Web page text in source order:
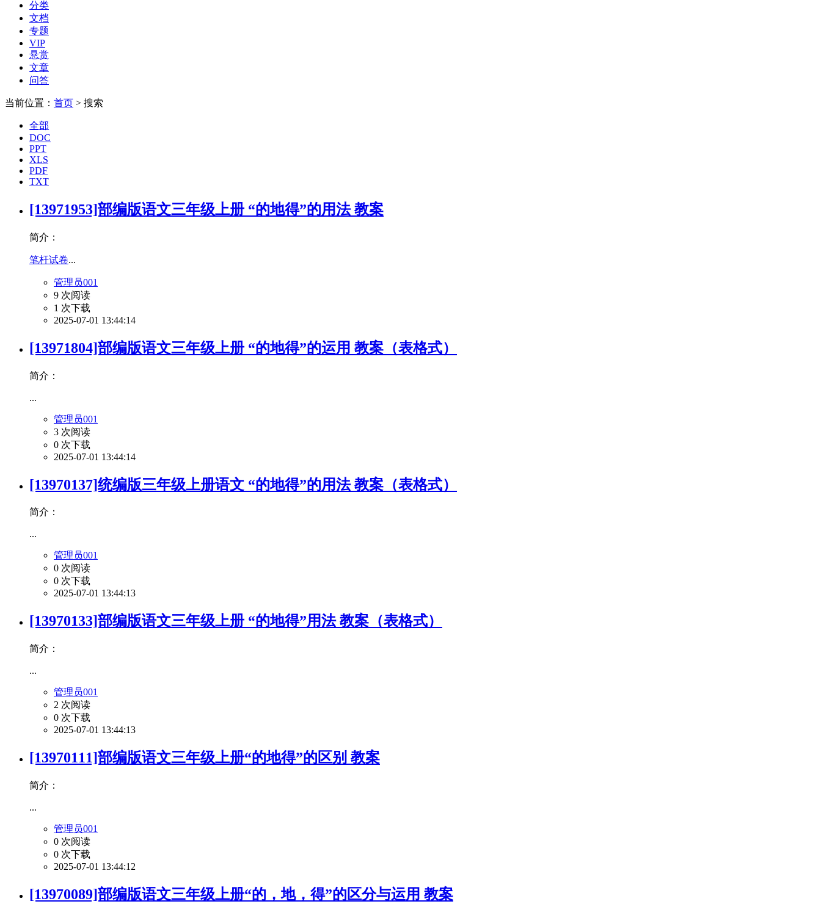
分类
文档
专题
VIP
悬赏
文章
问答
当前位置： 首页 > 搜索
全部
DOC
PPT
XLS
PDF
TXT
[13971953]部编版语文三年级上册 “的地得”的用法 教案
简介：
笔杆试卷...
管理员001
9 次阅读
1 次下载
2025-07-01 13:44:14
[13971804]部编版语文三年级上册 “的地得”的运用 教案（表格式）
简介：
...
管理员001
3 次阅读
0 次下载
2025-07-01 13:44:14
[13970137]统编版三年级上册语文 “的地得”的用法 教案（表格式）
简介：
...
管理员001
0 次阅读
0 次下载
2025-07-01 13:44:13
[13970133]部编版语文三年级上册 “的地得”用法 教案（表格式）
简介：
...
管理员001
2 次阅读
0 次下载
2025-07-01 13:44:13
[13970111]部编版语文三年级上册“的地得”的区别 教案
简介：
...
管理员001
0 次阅读
0 次下载
2025-07-01 13:44:12
[13970089]部编版语文三年级上册“的，地，得”的区分与运用 教案